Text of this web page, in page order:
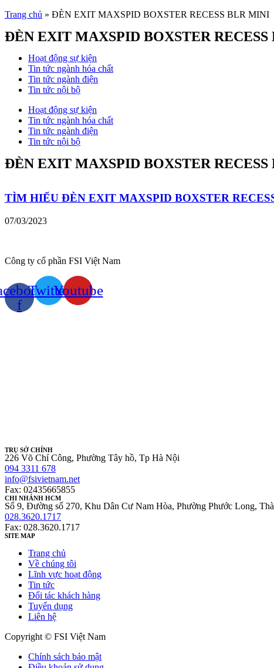
Trang chủ » ĐÈN EXIT MAXSPID BOXSTER RECESS BLR MINI
ĐÈN EXIT MAXSPID BOXSTER
Hoạt động sự kiện
Tin tức ngành hóa chất
Tin tức ngành điện
Tin tức nội bộ
Hoạt động sự kiện
Tin tức ngành hóa chất
Tin tức ngành điện
Tin tức nội bộ
ĐÈN EXIT MAXSPID BOXSTER
TÌM HIỂU ĐÈN EXIT MAXSPID BOXSTER
07/03/2023
Công ty cổ phần FSI Việt Nam
f
TwitterYoutube
TRỤ SỞ CHÍNH
226 Võ Chí Công, Phường Tây hồ, Tp Hà Nội
094 3311 678
info@fsivietnam.net
Fax: 02435665855
CHI NHÁNH HCM
Số 9, Đường số 270, Khu Dân Cư Nam Hòa, Phường Phước Long,
028.3620.1717
Fax: 028.3620.1717
SITE MAP
Trang chủ
Về chúng tôi
Lĩnh vực hoạt động
Tin tức
Đối tác khách hàng
Tuyển dụng
Liên hệ
Copyright © FSI Việt Nam
Chính sách bảo mật